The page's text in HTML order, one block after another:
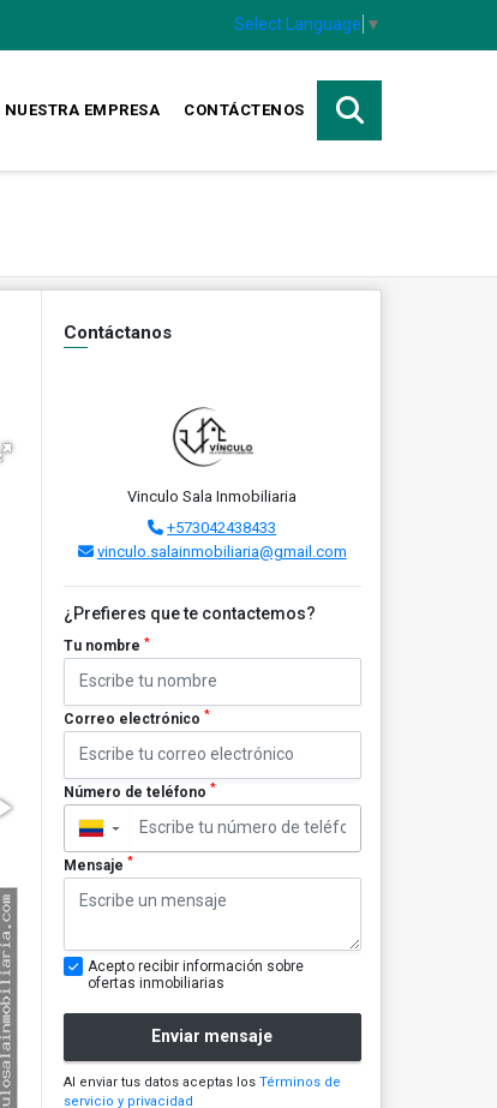
Select Language ▼
NUESTRA EMPRESA CONTÁCTENOS
Contáctanos
Vinculo Sala Inmobiliaria
+573042438433
vinculo.salainmobiliaria@gmail.com
¿Prefieres que te contactemos?
Tu nombre *
Correo electrónico *
Número de teléfono *
▼
Mensaje *
Acepto recibir información sobre
ofertas inmobiliarias
Enviar mensaje
Al enviar tus datos aceptas los Términos de
servicio y privacidad